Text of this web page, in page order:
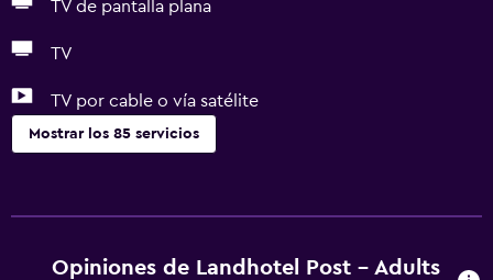
TV de pantalla plana
TV
TV por cable o vía satélite
Mostrar los 85 servicios
Tienda de regalos
Equipo para deportes de nieve
Opiniones de Landhotel Post - Adults